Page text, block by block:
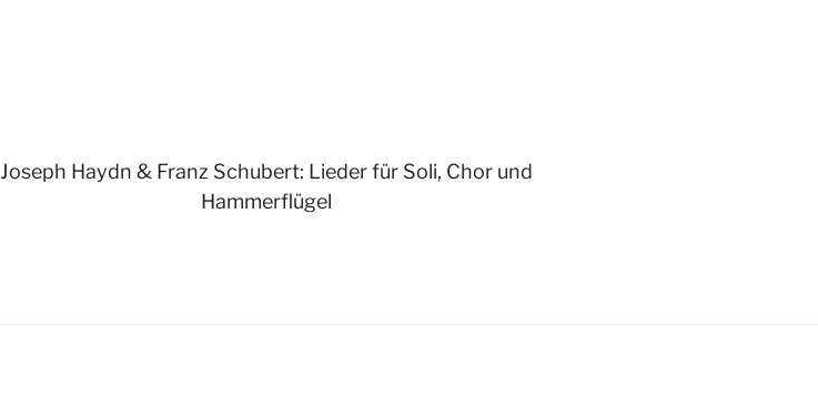
Joseph Haydn & Franz Schubert: Lieder für Soli, Chor und
Hammerflügel